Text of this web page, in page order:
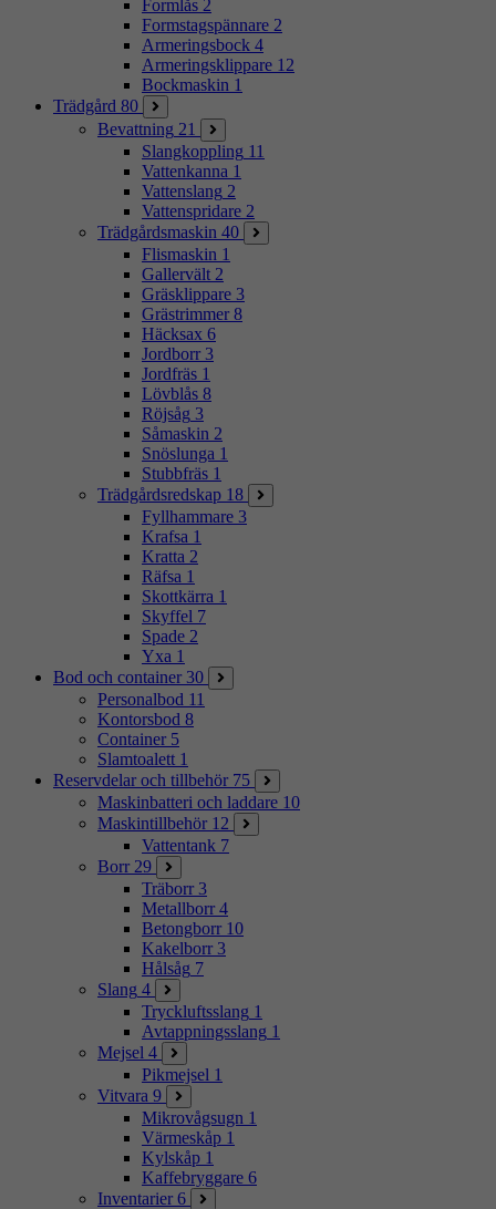
Formlås 2
Formstagspännare 2
Armeringsbock 4
Armeringsklippare 12
Bockmaskin 1
Trädgård 80
Bevattning 21
Slangkoppling 11
Vattenkanna 1
Vattenslang 2
Vattenspridare 2
Trädgårdsmaskin 40
Flismaskin 1
Gallervält 2
Gräsklippare 3
Grästrimmer 8
Häcksax 6
Jordborr 3
Jordfräs 1
Lövblås 8
Röjsåg 3
Såmaskin 2
Snöslunga 1
Stubbfräs 1
Trädgårdsredskap 18
Fyllhammare 3
Krafsa 1
Kratta 2
Räfsa 1
Skottkärra 1
Skyffel 7
Spade 2
Yxa 1
Bod och container 30
Personalbod 11
Kontorsbod 8
Container 5
Slamtoalett 1
Reservdelar och tillbehör 75
Maskinbatteri och laddare 10
Maskintillbehör 12
Vattentank 7
Borr 29
Träborr 3
Metallborr 4
Betongborr 10
Kakelborr 3
Hålsåg 7
Slang 4
Tryckluftsslang 1
Avtappningsslang 1
Mejsel 4
Pikmejsel 1
Vitvara 9
Mikrovågsugn 1
Värmeskåp 1
Kylskåp 1
Kaffebryggare 6
Inventarier 6